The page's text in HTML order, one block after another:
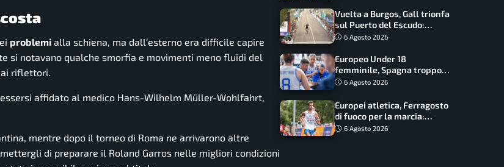
problemi alla schiena, ma dall’esterno era difficile capire
si notavano qualche smorfia e movimenti meno fluidi del
riflettori.
affidato al medico Hans-Wilhelm Müller-Wohlfahrt,
mentre dopo il torneo di Roma ne arrivarono altre
di preparare il Roland Garros nelle migliori condizioni
Vuelta a Burgos, Gall trionfa
sul Puerto del Escudo:
Ciccone secondo e nuova
6 Agosto 2026
Europeo Under 18
femminile, Spagna troppo
forte: Italia battuta 95-41,
6 Agosto 2026
Europei atletica, Ferragosto
di fuoco per la marcia:
Palmisano, Stano e
6 Agosto 2026